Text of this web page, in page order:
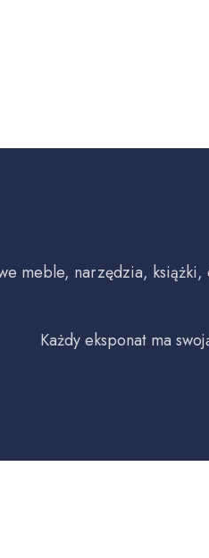
meble, narzędzia,
Każdy eksponat ma